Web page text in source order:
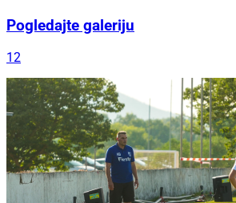
Pogledajte galeriju
12